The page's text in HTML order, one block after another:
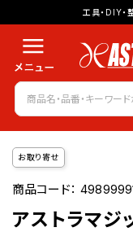
工具・DIY・
お取り寄せ
商品コード：
アストラマ